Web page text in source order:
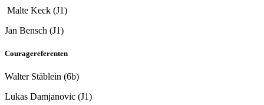
Malte Keck (J1)
Jan Bensch (J1)
Couragereferenten
Walter Stäblein (6b)
Lukas Damjanovic (J1)